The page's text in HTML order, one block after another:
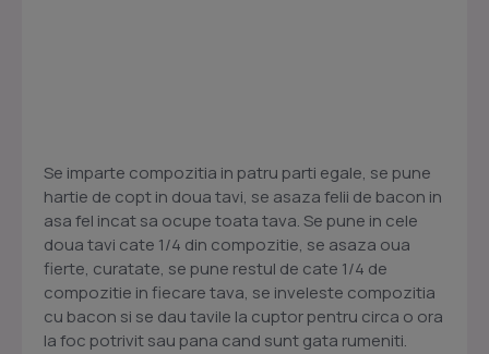
Se imparte compozitia in patru parti egale, se pune
hartie de copt in doua tavi, se asaza felii de bacon in
asa fel incat sa ocupe toata tava. Se pune in cele
doua tavi cate 1/4 din compozitie, se asaza oua
fierte, curatate, se pune restul de cate 1/4 de
compozitie in fiecare tava, se inveleste compozitia
cu bacon si se dau tavile la cuptor pentru circa o ora
la foc potrivit sau pana cand sunt gata rumeniti.